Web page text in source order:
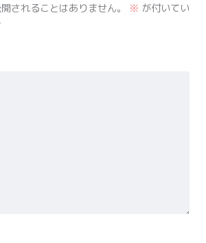
されることはありません。 ※ が付いてい